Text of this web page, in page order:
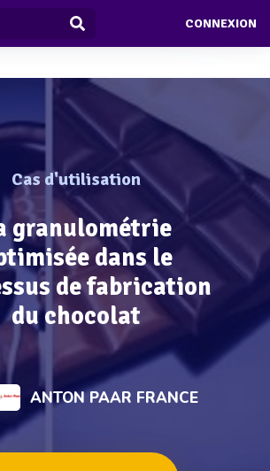
CONNEXION
Cas d'utilisation
granulométrie
dans le
de fabrication
du chocolat
ANTON PAAR FRANCE